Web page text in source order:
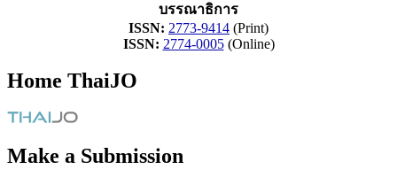
บรรณาธิการ
ISSN: 2773-9414 (Print)
ISSN: 2774-0005(Online)
Home ThaiJO
Make a Submission